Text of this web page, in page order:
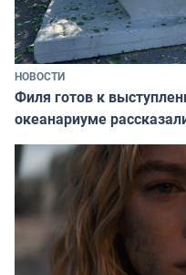
НОВОСТИ
Филя готов к
океанариуме